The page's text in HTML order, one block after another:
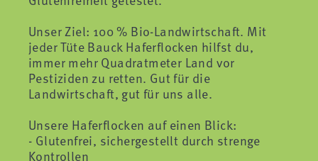
Unser Ziel: 100 % Bio-Landwirtschaft. Mit
jeder Tüte Bauck Haferflocken hilfst du,
immer mehr Quadratmeter Land vor
Pestiziden zu retten. Gut für die
Landwirtschaft, gut für uns alle.
Unsere Haferflocken auf einen Blick:
- Glutenfrei, sichergestellt durch strenge
Kontrollen